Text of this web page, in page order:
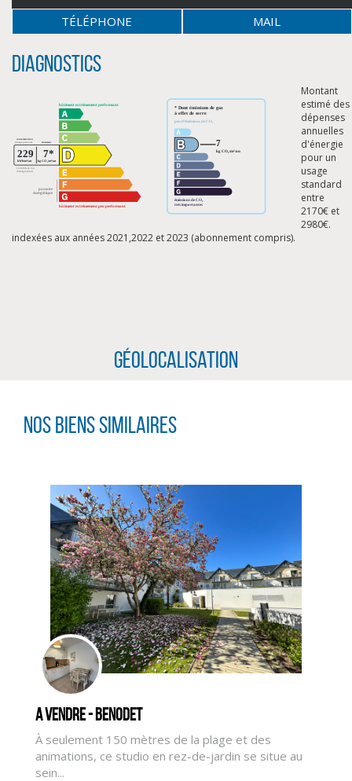
CLIQUER ICI POUR AGRANDIR
TÉLÉPHONE MAIL
Diagnostics
Montant
estimé des
dépenses
annuelles
d'énergie
pour un
usage
standard
entre
2170€ et
2980€.
indexées aux années 2021,2022 et 2023 (abonnement compris).
Géolocalisation
Nos biens similaires
A vendre - BENODET
À seulement 150 mètres de la plage et des
animations, ce studio en rez-de-jardin se situe au
sein...